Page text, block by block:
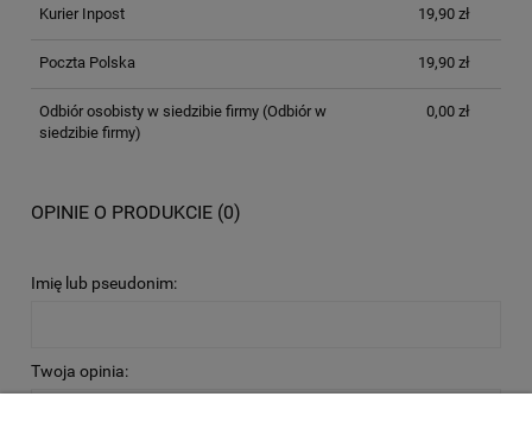
Kurier Inpost 19,90 zł
Poczta Polska 19,90 zł
Odbiór osobisty w siedzibie firmy(Odbiór w
siedzibie firmy)
0,00 zł
OPINIE O PRODUKCIE (0)
Imię lub pseudonim:
Twoja opinia: